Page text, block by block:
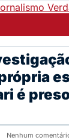
é
Nenhum